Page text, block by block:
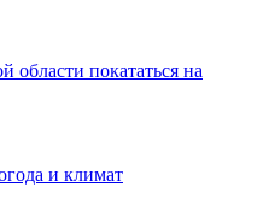
области покататься на
и климат